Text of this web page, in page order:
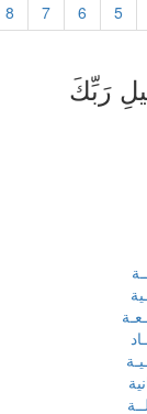
5
6
7
8
رَبِّكَ